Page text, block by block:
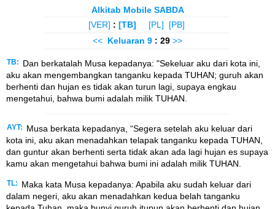
Alkitab Mobile SABDA
[VER] : [TB] [PL]
[PB]
<< Keluaran 9 : 29 >>
TB:
Dan berkatalah Musa kepadanya: "Sekeluar aku dari kota ini,
aku akan mengembangkan tanganku kepada TUHAN; guruh akan
berhenti dan hujan es tidak akan turun lagi, supaya engkau
mengetahui, bahwa bumi adalah milik TUHAN.
AYT:
Musa berkata kepadanya, “Segera setelah aku keluar dari
kota ini, aku akan menadahkan telapak tanganku kepada TUHAN,
dan guntur akan berhenti serta tidak akan ada lagi hujan es supaya
kamu akan mengetahui bahwa bumi ini adalah milik TUHAN.
TL:
Maka kata Musa kepadanya: Apabila aku sudah keluar dari
dalam negeri, aku akan menadahkan kedua belah tanganku